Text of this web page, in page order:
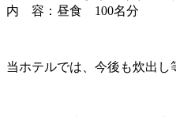
内 容：昼食 100名分
当ホテルでは、今後も炊出